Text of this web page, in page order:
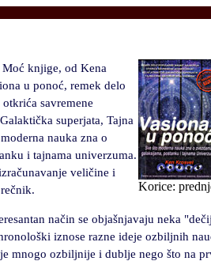
Korice:
Moć knjige, od Kena
u ponoć, remek delo
otkrića savremene
čka superjata, Tajna
nauka zna o
i tajnama univerzuma.
čunavanje veličine i
čnik.
način se objašnjavaju neka "deč
ški iznose razne ideje ozbiljnih nau
mnogo ozbiljnije i dublje nego što na